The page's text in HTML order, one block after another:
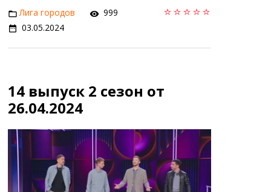
Лига городов
999
03.05.2024
14 выпуск 2 сезон от
26.04.2024